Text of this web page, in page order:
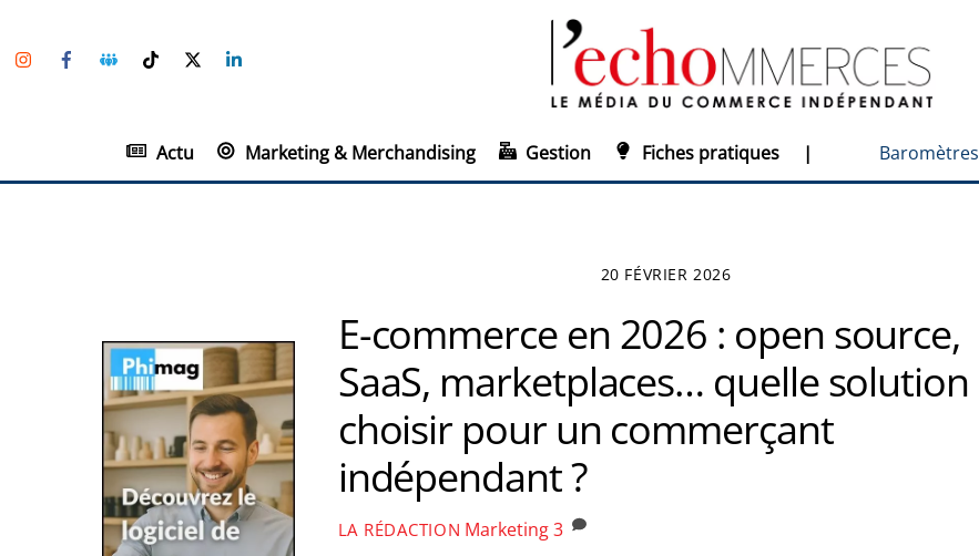
to
InstagramFacebookGroupe
Facebook
TikTokTwitter
Actu Marketing & Merchandising Gestion Fiches pratiques | Baromètres
20 FÉVRIER 2026
E-commerce en 2026 : open source,
SaaS, marketplaces… quelle solution
choisir pour un commerçant
indépendant ?
LA RÉDACTION Marketing 3